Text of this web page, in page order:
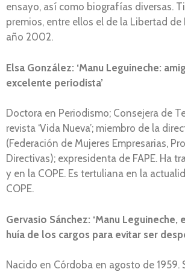
ensayo, así como biografías diversas.
premios, entre ellos el de la Libertad de
año 2002.
Elsa González: ‘Manu Leguineche:
excelente periodista’
Doctora en Periodismo; Consejera de
revista ‘Vida Nueva’; miembro de la
(Federación de Mujeres Empresarias,
Directivas); expresidenta de FAPE. Ha
y en la COPE. Es tertuliana en la
COPE.
Gervasio Sánchez: ‘Manu
huía de los cargos para evitar ser
Nacido en Córdoba en agosto de 1959.